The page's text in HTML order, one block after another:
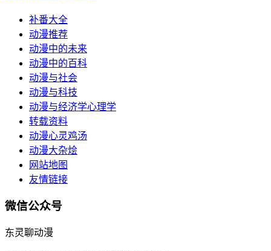
补番大全
动漫推荐
动漫中的未来
动漫中的百科
动漫与社会
动漫与科技
动漫与经济学心理学
转载资料
动漫心灵鸡汤
动漫大杂烩
网站地图
友情链接
微信公众号
东灵聊动漫